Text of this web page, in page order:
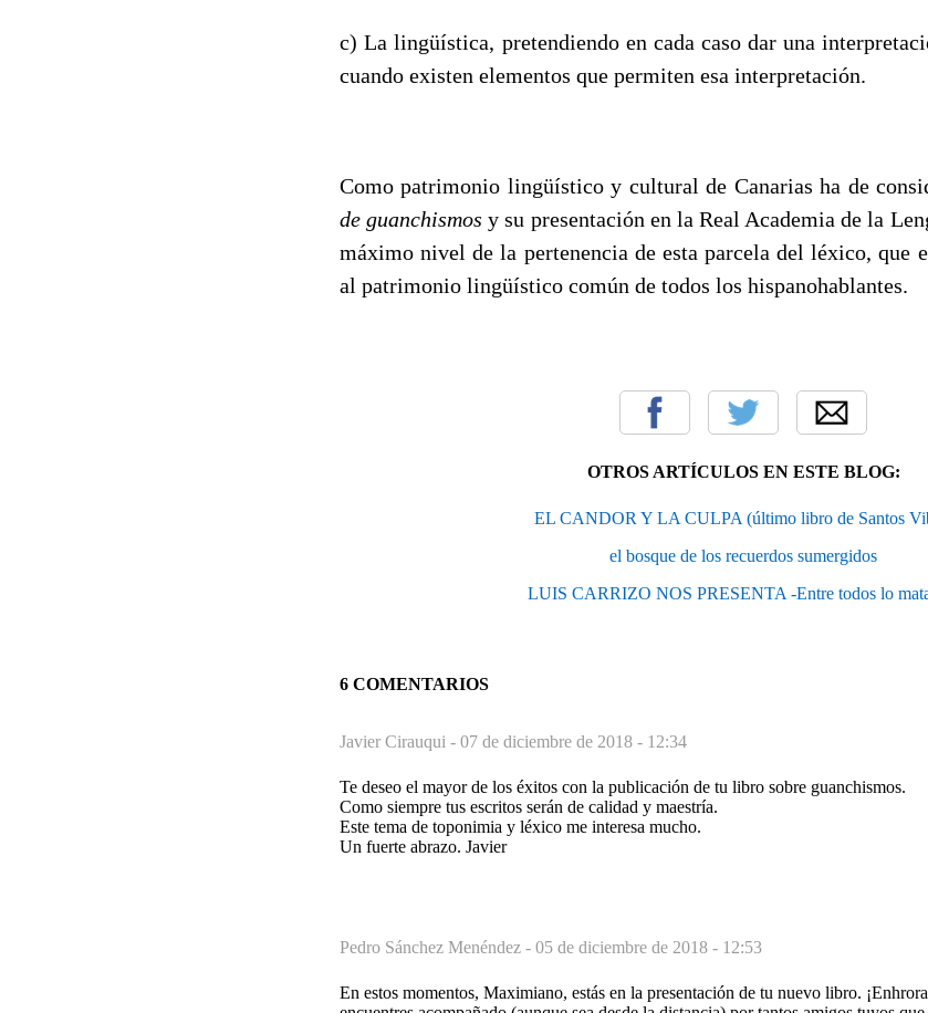
c) La lingüística, pretendiendo en cada caso dar una
cuando existen elementos que permiten esa interpretación.
Como patrimonio lingüístico y cultural de Canarias ha de
de guanchismosy su presentación en la Real Academia de la
máximo nivel de la pertenencia de esta parcela del léxico, que
al patrimonio lingüístico común de todos los hispanohablantes.
OTROS ARTÍCULOS EN ESTE BLOG:
EL CANDOR Y LA CULPA (último libro de Santos
el bosque de los recuerdos sumergidos
LUIS CARRIZO NOS PRESENTA -Entre todos lo
6 COMENTARIOS
Javier Cirauqui - 07 de diciembre de 2018 - 12:34
Te deseo el mayor de los éxitos con la publicación de tu libro sobre guanchismos.
Como siempre tus escritos serán de calidad y maestría.
Este tema de toponimia y léxico me interesa mucho.
Un fuerte abrazo. Javier
Pedro Sánchez Menéndez - 05 de diciembre de 2018 - 12:53
En estos momentos, Maximiano, estás en la presentación de tu nuevo libro.